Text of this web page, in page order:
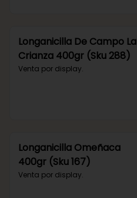
Longanicilla De Campo La
Crianza 400gr (Sku 288)
Venta por display.
Longanicilla Omeñaca
400gr (Sku 167)
Venta por display.